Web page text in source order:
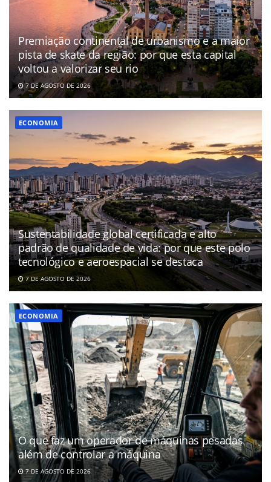
Premiação continental de urbanismo e a maior
pista de skate da região: por que esta capital
voltou a valorizar seu rio
7 DE AGOSTO DE 2026
ECONOMIA
Sustentabilidade global certificada e alto
padrão de qualidade de vida: por que este polo
tecnológico e aeroespacial se destaca
7 DE AGOSTO DE 2026
ECONOMIA
O que faz um operador de máquinas pesadas
além de controlar a máquina
7 DE AGOSTO DE 2026